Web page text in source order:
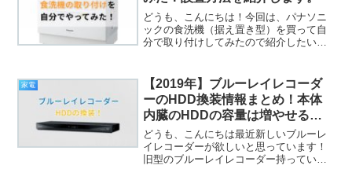
どうも、こんにちは！今回は、パナソニ
ックの食洗機（据え置き型）を買って自
分で取り付けしてみたので紹介したいと
したが、素人の私でも食洗機を自分で取
り付けることができました...
家電
【2019年】ブルーレイレコーダ
ーのHDD換装情報まとめ！本体
内臓のHDDの容量は増やせるの
か？
どうも、こんにちは最近新しいブルーレ
イレコーダーが欲しいと思っています！
旧型のブルーレイレコーダー持っている